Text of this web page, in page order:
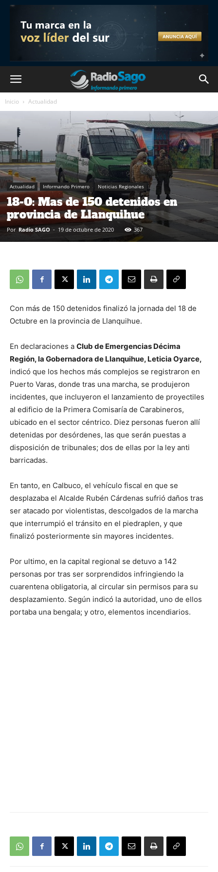
Inicio Actualidad
Actualidad Informando Primero Noticias Regionales
18-O: Mas de 150 detenidos en
provincia de Llanquihue
Por Radio SAGO - 19 de octubre de 2020 367
Con más de 150 detenidos finalizó la jornada del 18 de
Octubre en la provincia de Llanquihue.
En declaraciones a Club de Emergencias Décima
Región, la Gobernadora de Llanquihue, Leticia Oyarce,
indicó que los hechos más complejos se registraron en
Puerto Varas, donde tras una marcha, se produjeron
incidentes, que incluyeron el lanzamiento de proyectiles
al edificio de la Primera Comisaría de Carabineros,
ubicado en el sector céntrico. Diez personas fueron allí
detenidas por desórdenes, las que serán puestas a
disposición de tribunales; dos de ellas por la ley anti
barricadas.
En tanto, en Calbuco, el vehículo fiscal en que se
desplazaba el Alcalde Rubén Cárdenas sufrió daños tras
ser atacado por violentistas, descolgados de la marcha
que interrumpió el tránsito en el piedraplen, y que
finalizó posteriormente sin mayores incidentes.
Por ultimo, en la capital regional se detuvo a 142
personas por tras ser sorprendidos infringiendo la
cuarentena obligatoria, al circular sin permisos para su
desplazamiento. Según indicó la autoridad, uno de ellos
portaba una bengala; y otro, elementos incendiarios.